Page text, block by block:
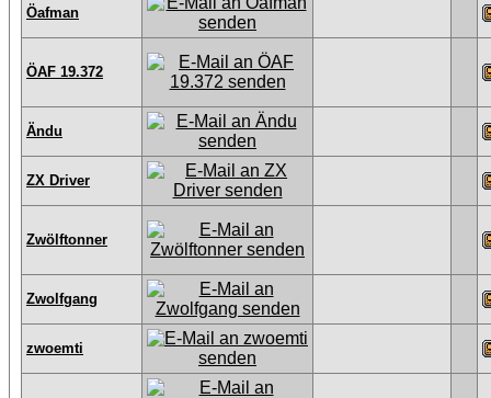
Öafman
ÖAF 19.372
Ändu
ZX Driver
Zwölftonner
Zwolfgang
zwoemti